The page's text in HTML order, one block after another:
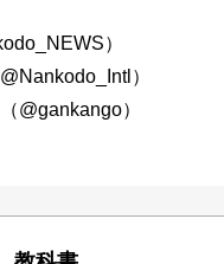
）
）
@gankango）